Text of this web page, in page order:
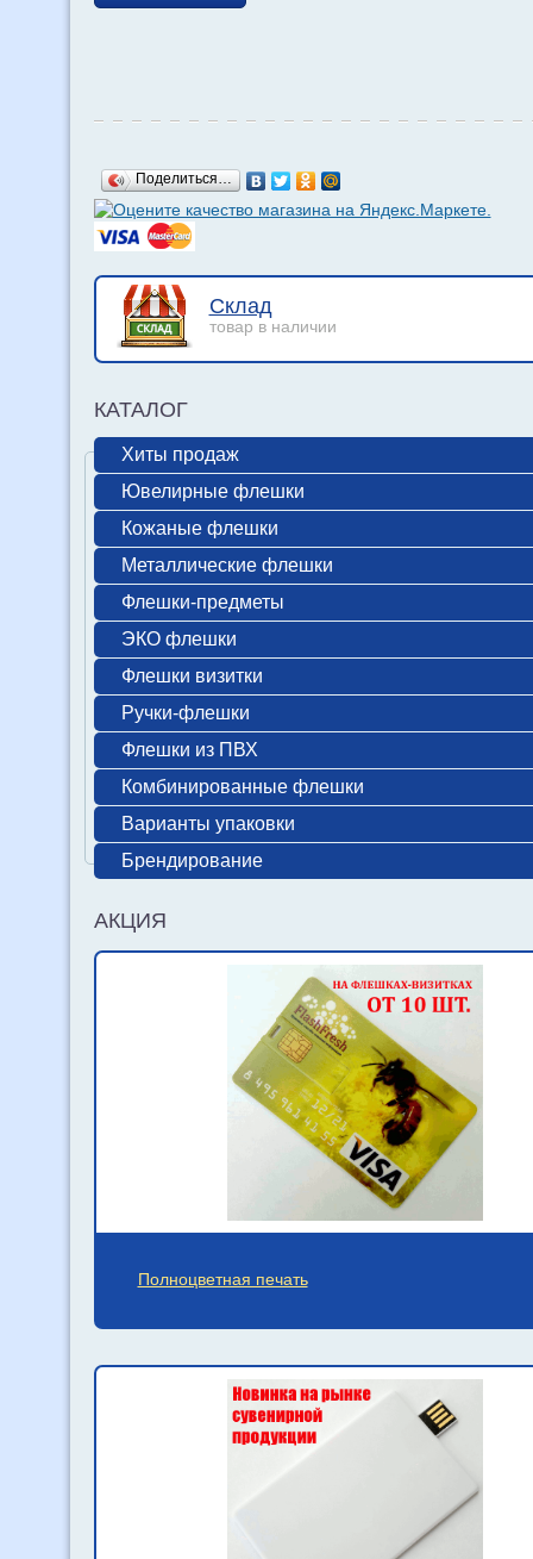
Поделиться…
Склад
товар в наличии
КАТАЛОГ
Хиты продаж
Ювелирные флешки
Кожаные флешки
Металлические флешки
Флешки-предметы
ЭКО флешки
Флешки визитки
Ручки-флешки
Флешки из ПВХ
Комбинированные флешки
Варианты упаковки
Брендирование
АКЦИЯ
Полноцветная печать